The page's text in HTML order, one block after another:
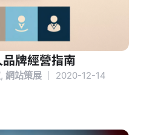
牌經營指南
, 網站策展 2020-12-14